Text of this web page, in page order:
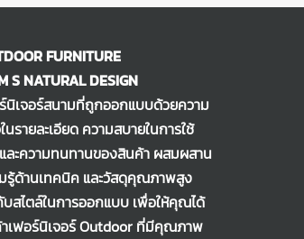
FURNITURE
S NATURAL DESIGN
นิเจอร์สนามที่ถูกออกแบบด้วยความ
ในรายละเอียด ความสบายในการใช้
ละความทนทานของสินค้า ผสมผสาน
รู้ด้านเทคนิค และวัสดุคุณภาพสูง
บสไตล์ในการออกแบบ เพื่อให้คุณได้
เฟอร์นิเจอร์ Outdoor ที่มีคุณภาพ